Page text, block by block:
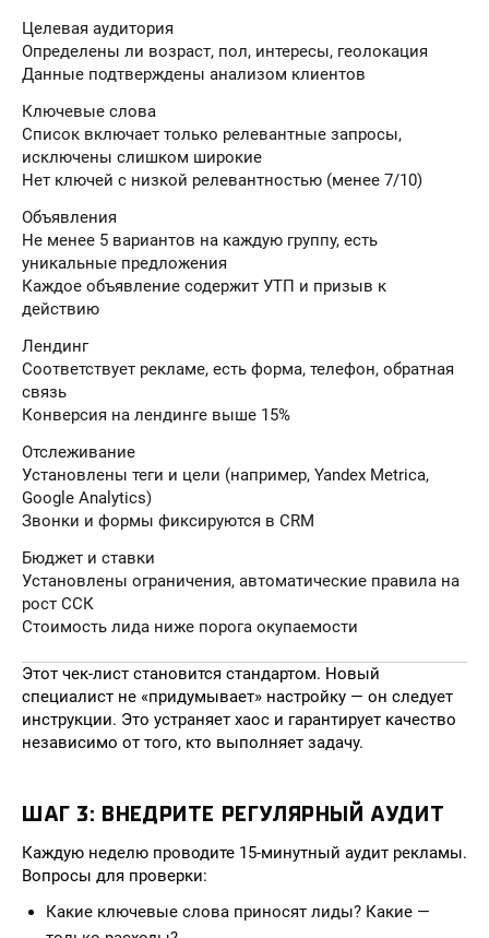
Целевая аудитория
Определены ли возраст, пол, интересы, геолокация
Данные подтверждены анализом клиентов
Ключевые слова
Список включает только релевантные запросы,
исключены слишком широкие
Нет ключей с низкой релевантностью (менее 7/10)
Объявления
Не менее 5 вариантов на каждую группу, есть
уникальные предложения
Каждое объявление содержит УТП и призыв к
действию
Лендинг
Соответствует рекламе, есть форма, телефон, обратная
связь
Конверсия на лендинге выше 15%
Отслеживание
Установлены теги и цели (например, Yandex Metrica,
Google Analytics)
Звонки и формы фиксируются в CRM
Бюджет и ставки
Установлены ограничения, автоматические правила на
рост ССК
Стоимость лида ниже порога окупаемости
Этот чек-лист становится стандартом. Новый
специалист не «придумывает» настройку — он следует
инструкции. Это устраняет хаос и гарантирует качество
независимо от того, кто выполняет задачу.
ШАГ 3: ВНЕДРИТЕ РЕГУЛЯРНЫЙ АУДИТ
Каждую неделю проводите 15-минутный аудит рекламы.
Вопросы для проверки:
Какие ключевые слова приносят лиды? Какие —